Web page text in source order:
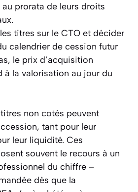
prorata de leurs droits
titres sur le CTO et décider
calendrier de cession futur
le prix d’acquisition
à la valorisation au jour du
non cotés peuvent
tant pour leur
leur liquidité. Ces
souvent le recours à un
du chiffre –
dès que la